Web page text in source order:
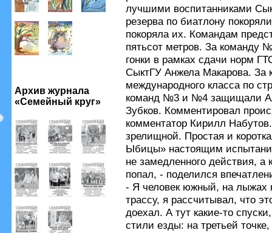
Архив журнала
«Семейный круг»
лучшими воспитанниками
резерва по биатлону
покоряла их. Командам
пятьсот метров. За команду
гонки в рамках сдачи норм
СыктГУ Анжела Макарова. За
международного класса по
команд №3 и №4 защищали
Зубков. Комментировал
комментатор Кирилл
зрелищной. Простая и
Ыбицы» настоящим
не замедленного действия, а
попал, - поделился
- Я человек южный, на лыжах
трассу, я рассчитывал, что
доехал. А тут какие-то
стили езды: на третьей